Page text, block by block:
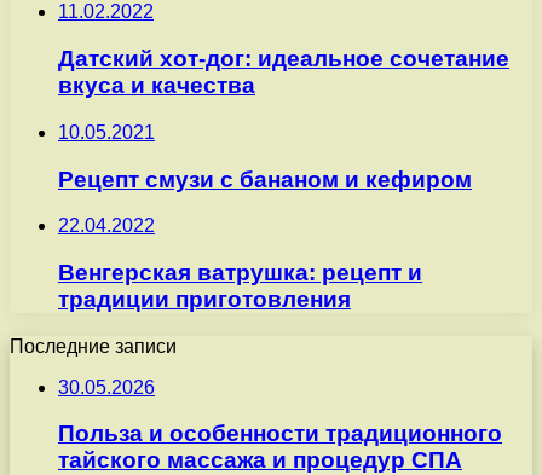
11.02.2022
Датский хот-дог: идеальное сочетание
вкуса и качества
10.05.2021
Рецепт смузи с бананом и кефиром
22.04.2022
Венгерская ватрушка: рецепт и
традиции приготовления
Последние записи
30.05.2026
Польза и особенности традиционного
тайского массажа и процедур СПА